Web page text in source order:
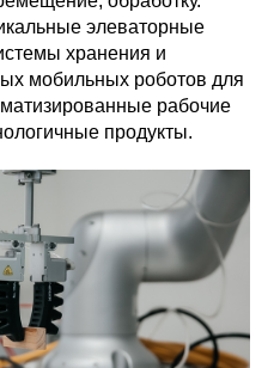
элеваторные
хранения и
мобильных роботов для
рабочие
продукты.